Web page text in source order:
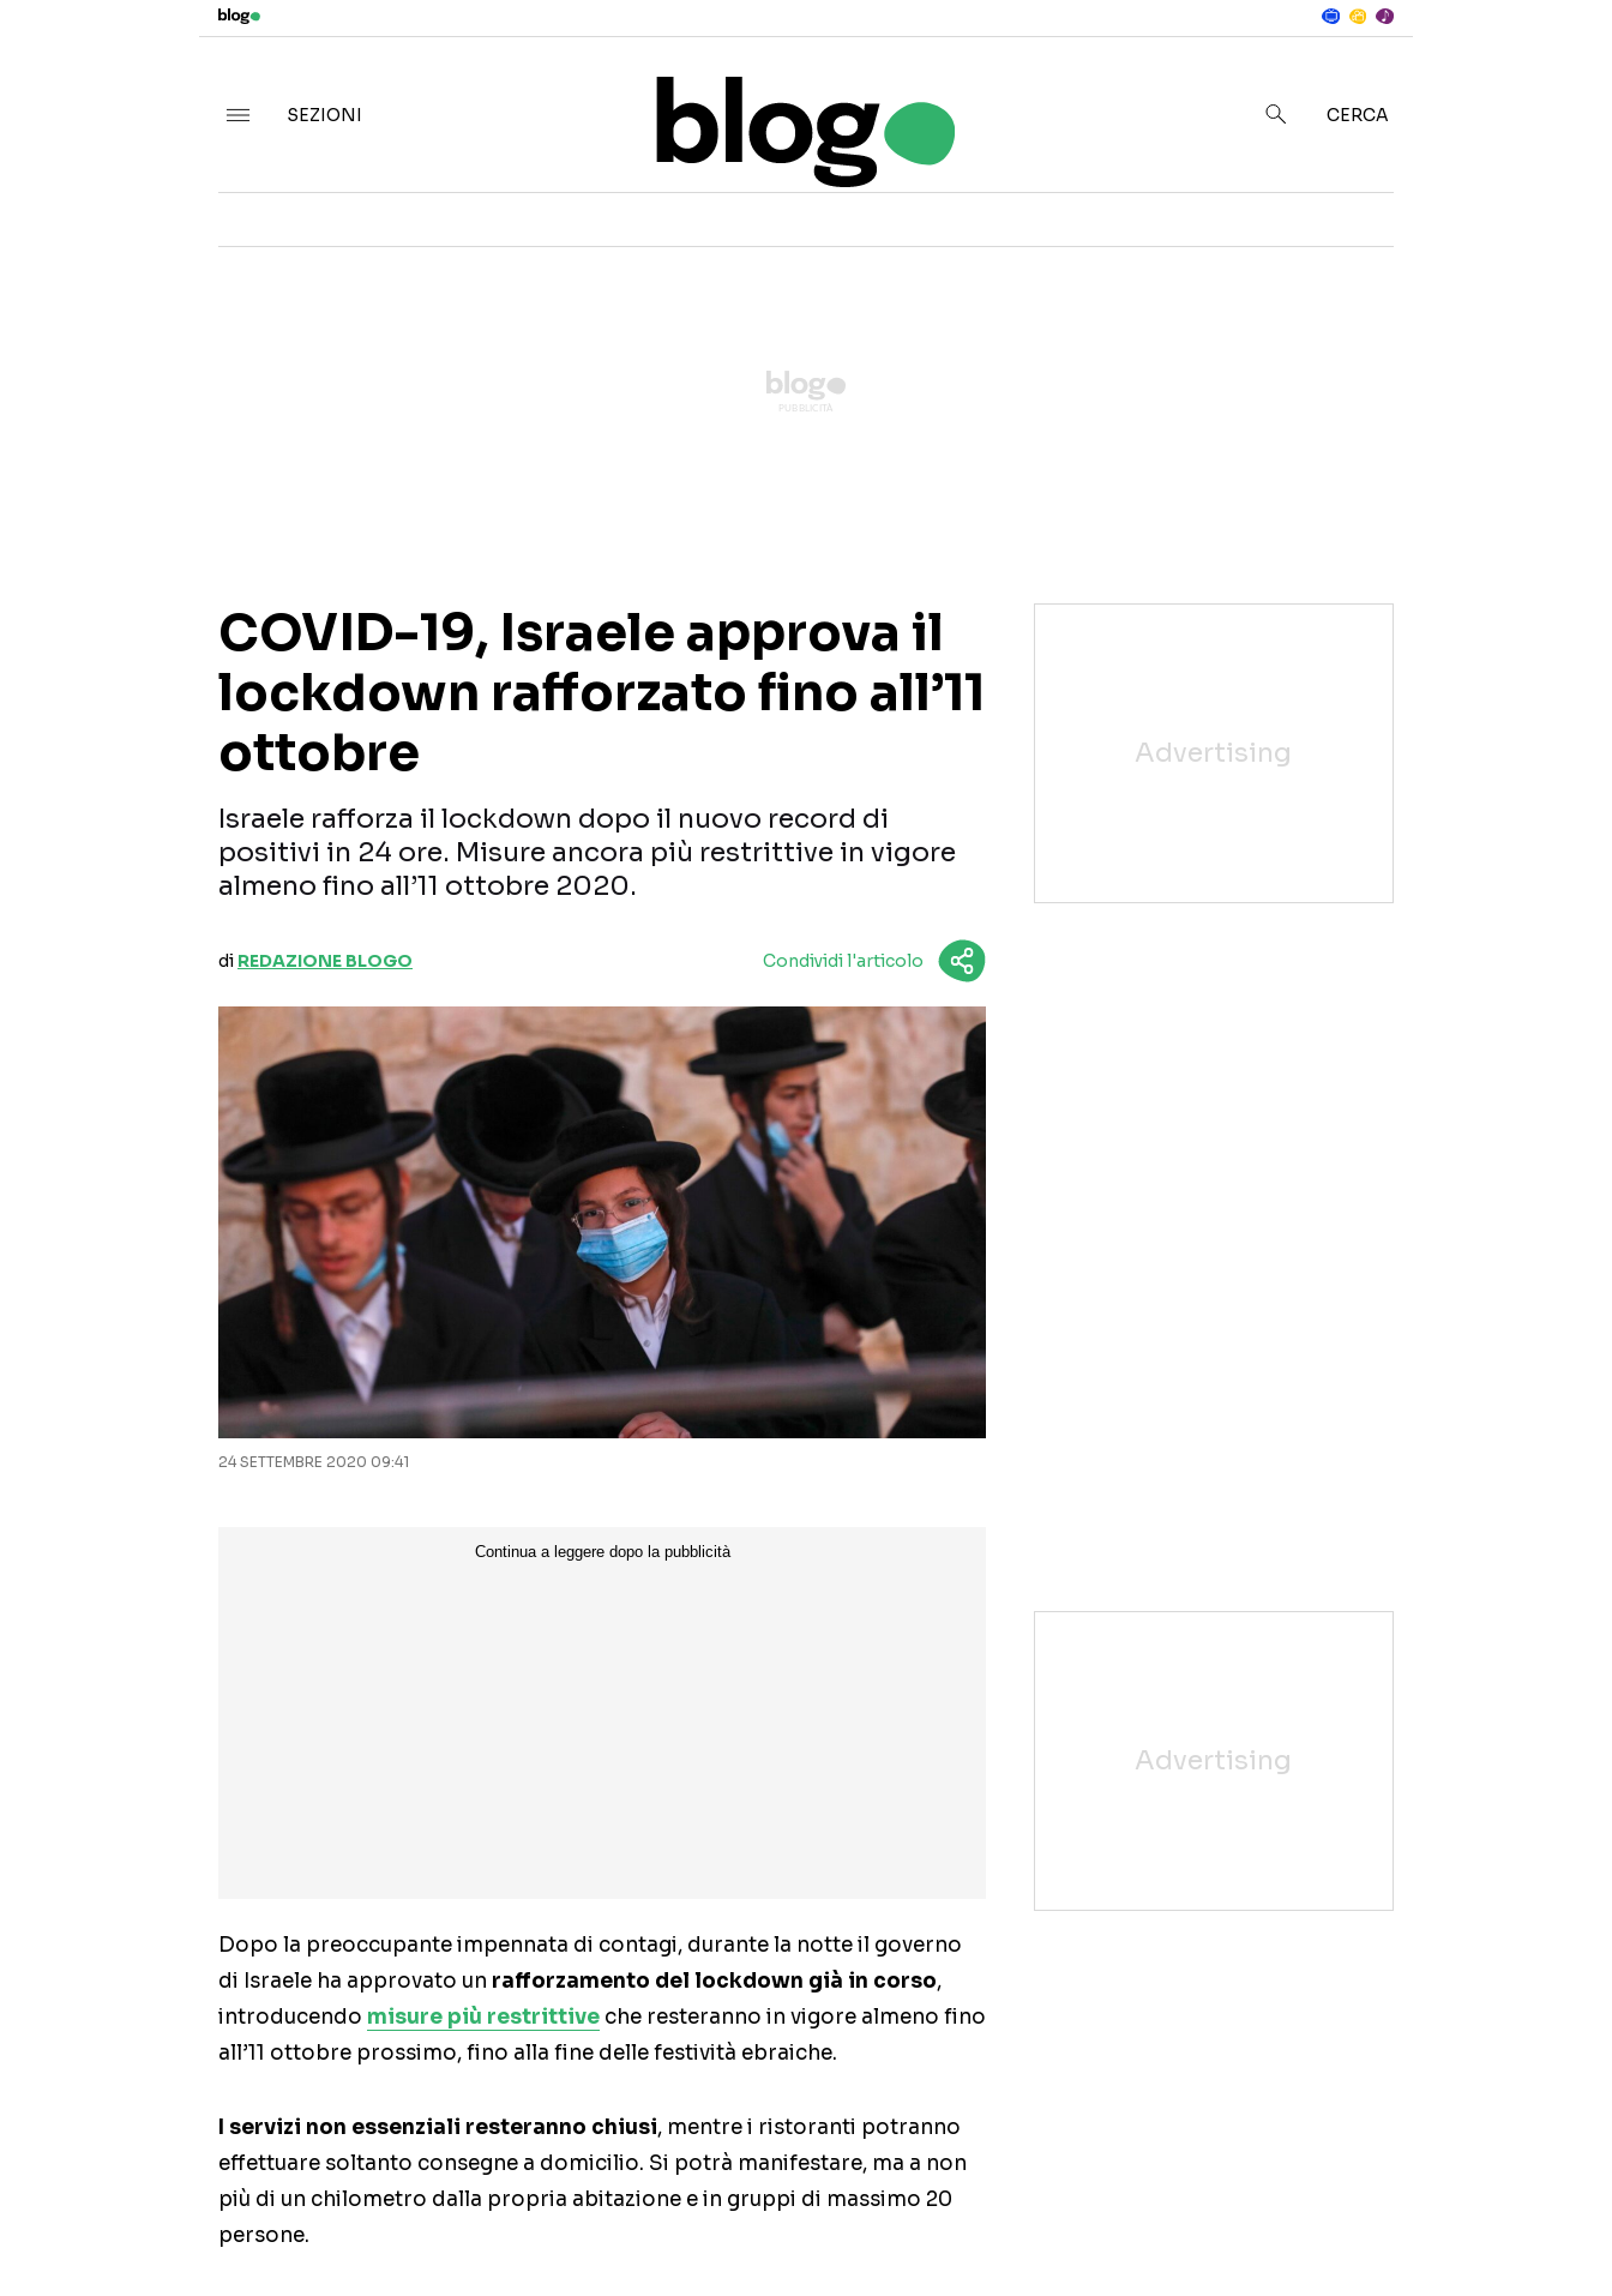
SEZIONI
CERCA
COVID-19, Israele approva il
lockdown rafforzato fino all’11
ottobre
Israele rafforza il lockdown dopo il nuovo record di
positivi in 24 ore. Misure ancora più restrittive in vigore
almeno fino all’11 ottobre 2020.
di REDAZIONE BLOGO Condividi l'articolo
24 SETTEMBRE 2020 09:41
Dopo la preoccupante impennata di contagi, durante la notte il governo
di Israele ha approvato un rafforzamento del lockdown già in corso,
introducendo misure più restrittive che resteranno in vigore almeno fino
all’11 ottobre prossimo, fino alla fine delle festività ebraiche.
I servizi non essenziali resteranno chiusi, mentre i ristoranti potranno
effettuare soltanto consegne a domicilio. Si potrà manifestare, ma a non
più di un chilometro dalla propria abitazione e in gruppi di massimo 20
persone.